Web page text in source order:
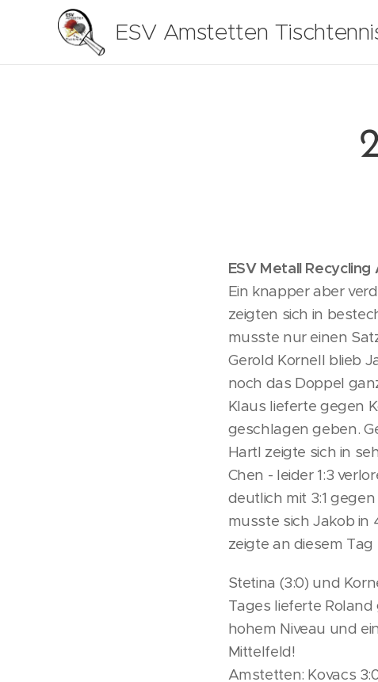
ESV Amstetten
ESV Metall
Ein knapper aber
zeigten sich in
musste nur einen
Gerold Kornell blieb
noch das Doppel
Klaus lieferte gegen
geschlagen geben.
Hartl zeigte sich in
Chen - leider 1:3
deutlich mit 3:1
musste sich Jakob in
zeigte an diesem
Stetina (3:0) und
Tages lieferte
hohem Niveau und
Mittelfeld!
Amstetten: Kovacs